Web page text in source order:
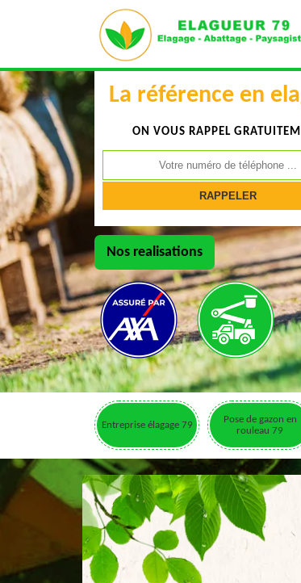
La référence en
ON VOUS RAPPEL
Nos realisations
Entreprise élagage 79
Pose de gazon en
rouleau 79